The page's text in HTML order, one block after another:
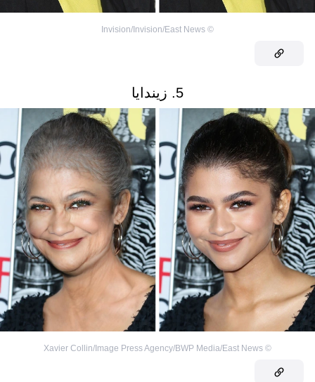
©
Invision/Invision/East News
5. زيندايا
©
Xavier Collin/Image Press Agency/BWP Media/East News